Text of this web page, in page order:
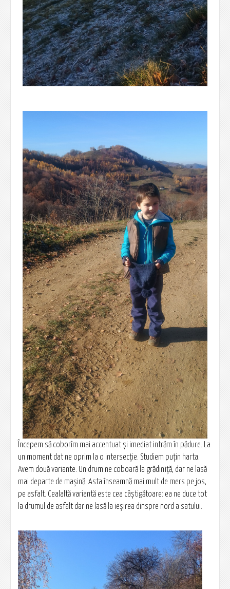
Începem să coborîm mai accentuat și imediat intrăm în pădure. La
un moment dat ne oprim la o intersecție. Studiem puțin harta.
Avem două variante. Un drum ne coboară la grădiniță, dar ne lasă
mai departe de mașină. Asta înseamnă mai mult de mers pe jos,
pe asfalt. Cealaltă variantă este cea câștigătoare: ea ne duce tot
la drumul de asfalt dar ne lasă la ieșirea dinspre nord a satului.